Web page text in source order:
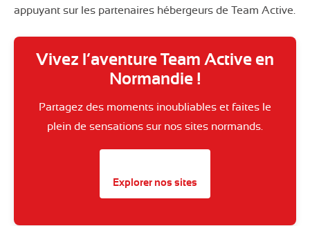
appuyant sur les partenaires hébergeurs de Team Active.
Vivez l’aventure Team Active en
Normandie !
Partagez des moments inoubliables et faites le
plein de sensations sur nos sites normands.
Explorer nos sites